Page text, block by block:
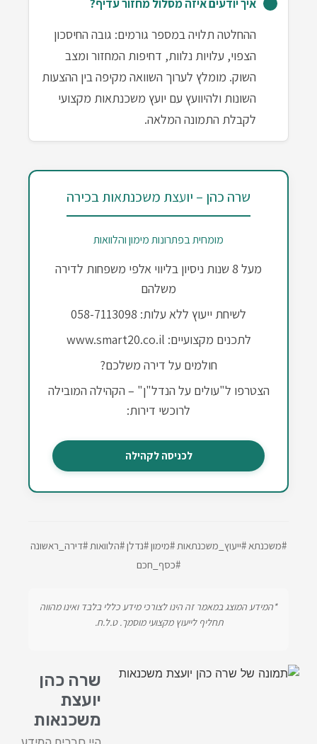
איך יודעים איזה מסלול מחזור עדיף?
ההחלטה תלויה במספר גורמים: גובה החיסכון
הצפוי, עלויות נלוות, דחיפות המחזור ומצב
השוק. מומלץ לערוך השוואה מקיפה בין ההצעות
השונות ולהיוועץ עם יועץ משכנתאות מקצועי
לקבלת התמונה המלאה.
שרה כהן – יועצת משכנתאות בכירה
מומחית בפתרונות מימון והלוואות
מעל 8 שנות ניסיון בליווי אלפי משפחות לדירה
משלהם
לשיחת ייעוץ ללא עלות: 058-7113098
לתכנים מקצועיים: www.smart20.co.il
חולמים על דירה משלכם?
הצטרפו ל"עולים על הנדל"ן" – הקהילה המובילה
לרוכשי דירות:
לכניסה לקהילה
#משכנתא #ייעוץ_משכנתאות #מימון #נדלן #הלוואות #דירה_ראשונה
#כסף_חכם
*המידע המוצג במאמר זה הינו לצורכי מידע כללי בלבד ואינו מהווה
תחליף לייעוץ מקצועי מוסמך. ט.ל.ח.
שרה כהן
יועצת
משכנאות